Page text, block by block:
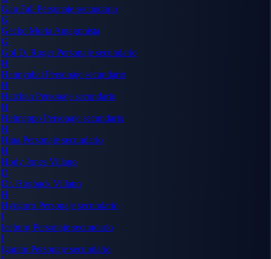
Gan Fall Personaje secundario
G
Gecko Moria Antagonista
G
Gol D. RogerPersonaje secundario
H
Hannyabal Personaje secundario
H
Hatchan Personaje secundario
H
Helmeppo Personaje secundario
H
Hina Personaje secundario
H
Hody Jones Villano
D
Dr. Hogback Villano
H
Hyogoro Personaje secundario
I
Iceburg Personaje secundario
I
Igaram Personaje secundario